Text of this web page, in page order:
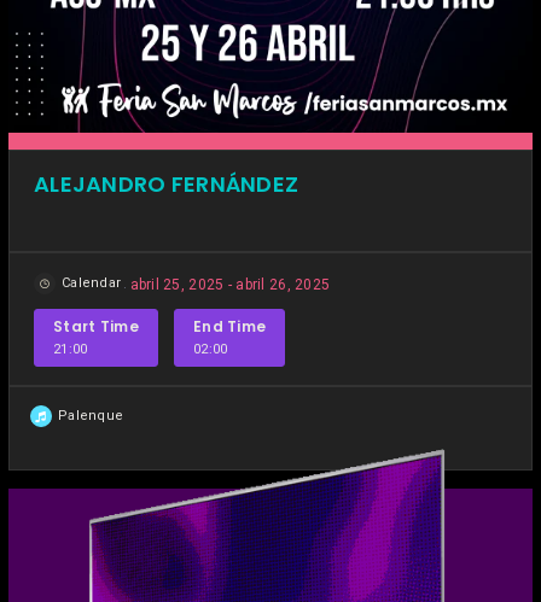
ALEJANDRO FERNÁNDEZ
Calendar abril 25, 2025 - abril 26, 2025
Start Time
21:00
End Time
02:00
Palenque